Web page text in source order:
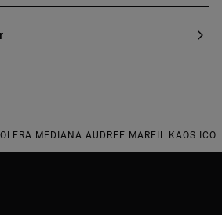
MEDIANAS
MEDIANA AUDREE MARFIL KAOS